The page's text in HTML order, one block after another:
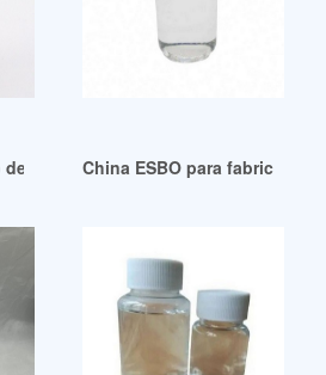
alto rendimiento (DOS) 122-62-3
China ESBO para